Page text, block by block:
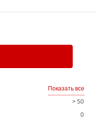
Показать все
> 50
0